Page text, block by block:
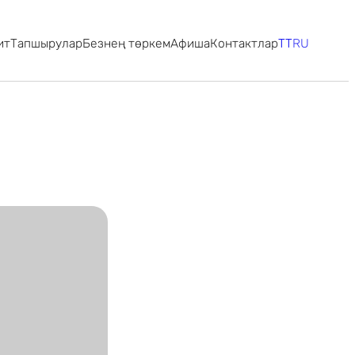
ТапшыруларБезнең төркемАфишаКонтактларTTRU